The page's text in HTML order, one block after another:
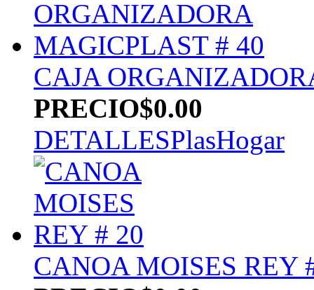
CAJA
PRECIO$0.00
DETALLESPlasHogar
CANOA MOISES REY